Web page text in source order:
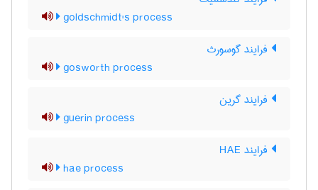
goldschmidt's process
فرایند گوسورث
gosworth process
فرایند گرین
guerin process
فرایند HAE
hae process